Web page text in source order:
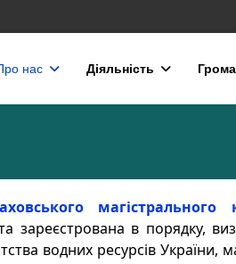
нас Діяльність
магістрального
зареєстрована в порядку,
водних ресурсів України,